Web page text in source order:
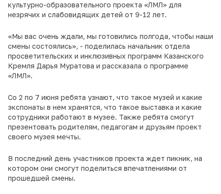
культурно-образовательного проекта «ЛМЛ» для
незрячих и слабовидящих детей от 9-12 лет.
«Мы вас очень ждали, мы готовились полгода, чтобы наши
смены состоялись», - поделилась начальник отдела
просветительских и инклюзивных программ Казанского
Кремля Дарья Муратова и рассказала о программе
«ЛМЛ».
Со 2 по 7 июня ребята узнают, что такое музей и какие
экспонаты в нем хранятся, что такое выставка и какие
сотрудники работают в музее. Также ребята смогут
презентовать родителям, педагогам и друзьям проект
своего музея мечты.
В последний день участников проекта ждет пикник, на
котором они смогут поделиться впечатлениями от
прошедшей смены.